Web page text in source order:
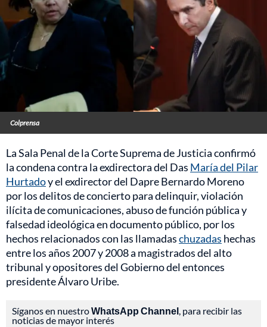
Colprensa
La Sala Penal de la Corte Suprema de Justicia confirmó
la condena contra la exdirectora del Das María del Pilar
Hurtadoy el exdirector del Dapre Bernardo Moreno
por los delitos de concierto para delinquir, violación
ilícita de comunicaciones, abuso de función pública y
falsedad ideológica en documento público, por los
hechos relacionados con las llamadaschuzadas hechas
entre los años 2007 y 2008 a magistrados del alto
tribunal y opositores del Gobierno del entonces
presidente Álvaro Uribe.
Síganos en nuestroWhatsApp Channel, para recibir las
noticias de mayor interés